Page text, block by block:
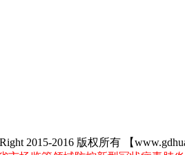
2015-2016 版权所有 【